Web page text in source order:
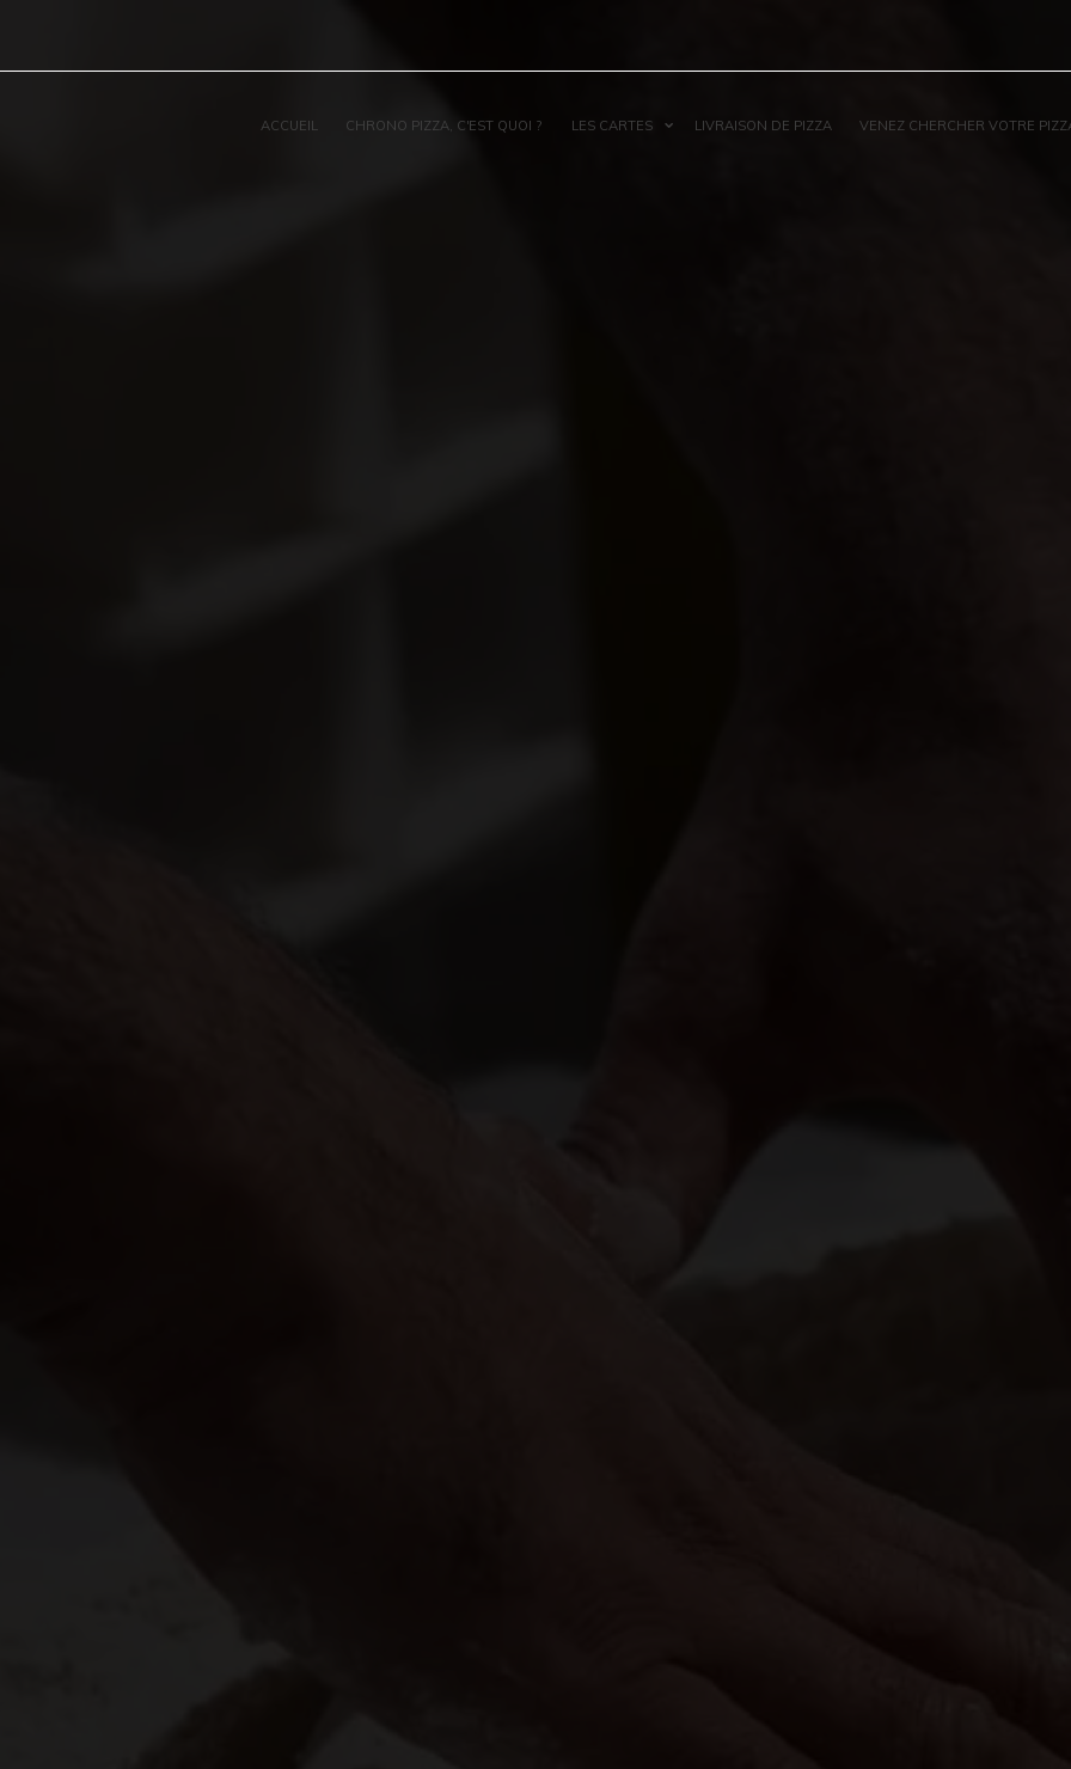
ACCUEIL CHRONO PIZZA, C'EST QUOI ? LES CARTES LIVRAISON DE PIZZA VENEZ CHERCHER VOTRE